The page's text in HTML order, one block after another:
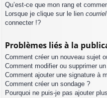
Qu’est-ce que mon rang et
Lorsque je clique sur le lien courriel
connecter !?
Problèmes liés à la
Comment créer un nouveau sujet
Comment modifier ou supprimer
Comment ajouter une signature à
Comment créer un sondage ?
Pourquoi ne puis-je pas ajouter